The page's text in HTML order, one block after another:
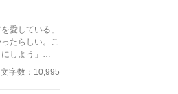
愛している」
たらしい。こ
しよう」
切認めない。
いのも私だけ
文字数：10,995